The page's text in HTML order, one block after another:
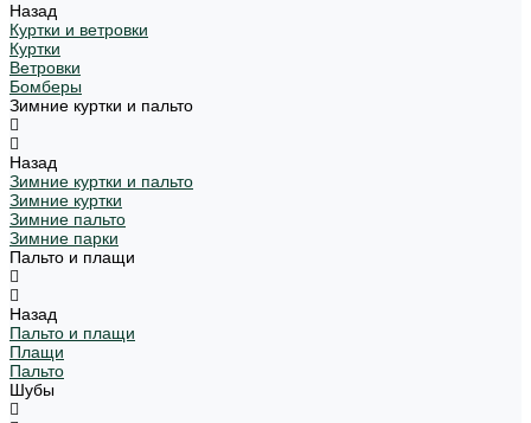
Назад
Куртки и ветровки
Куртки
Ветровки
Бомберы
Зимние куртки и пальто
Назад
Зимние куртки и пальто
Зимние куртки
Зимние пальто
Зимние парки
Пальто и плащи
Назад
Пальто и плащи
Плащи
Пальто
Шубы